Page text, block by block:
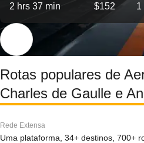
2 hrs 37 min $152 1
Rotas populares de
Charles de Gaulle e
Rede Extensa
Uma plataforma, 34+ destinos, 700+